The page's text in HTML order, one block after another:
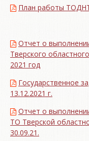
План работы
Отчет о
Тверского
2021 год
Государственное
13.12.2021 г.
Отчет о
ТО Тверской
30.09.21.